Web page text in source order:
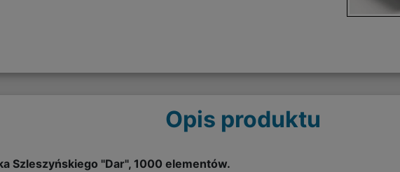
Opis produktu
Szleszyńskiego "Dar", 1000 elementów.